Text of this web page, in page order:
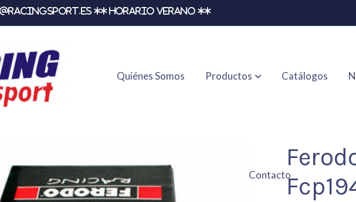
** HORARIO VERANO **
Quiénes Somos Productos Catálogos
Contacto
Fcp1947h